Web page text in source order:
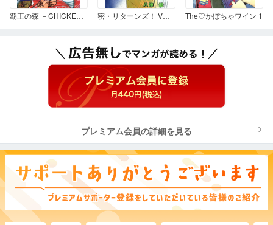
覇王の森 －CHICKEN CLUBⅡ－ 6 密・リターンズ！ VOL.3 The♡かぼちゃワイン 1
プレミアム会員の詳細を見る